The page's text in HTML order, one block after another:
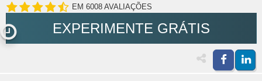
EM 6008 AVALIAÇÕES
EXPERIMENTE GRÁTIS